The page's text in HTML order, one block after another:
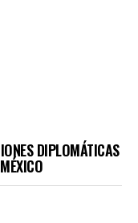
DIPLOMÁTICAS